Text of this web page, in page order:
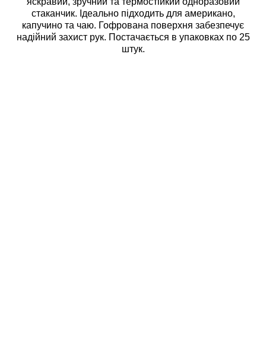
стаканчик. Ідеально підходить для американо,
капучино та чаю. Гофрована поверхня забезпечує
надійний захист рук. Постачається в упаковках по 25
штук.